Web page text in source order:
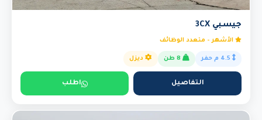
جيسبي 3CX
الأشهر - متعدد الوظائف
ديزل
التفاصيل اطلب